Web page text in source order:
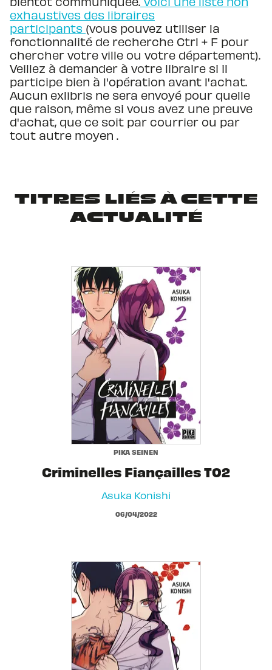
exhaustives des libraires
participants (vous pouvez utiliser la
fonctionnalité de recherche Ctrl + F pour
chercher votre ville ou votre département).
Veillez à demander à votre libraire si il
participe bien à l'opération avant l'achat.
Aucun exlibris ne sera envoyé pour quelle
que raison, même si vous avez une preuve
d'achat, que ce soit par courrier ou par
tout autre moyen .
TITRES LIÉS À CETTE
ACTUALITÉ
PIKA SEINEN
Criminelles Fiançailles T02
Asuka Konishi
06/04/2022